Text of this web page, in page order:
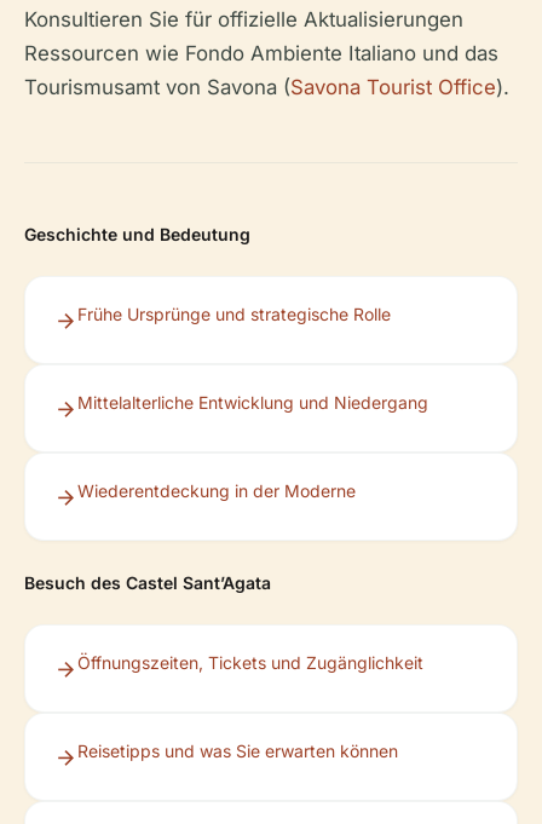
Konsultieren Sie für offizielle Aktualisierungen
Ressourcen wie Fondo Ambiente Italiano und das
Tourismusamt von Savona (Savona Tourist Office).
Geschichte und Bedeutung
Frühe Ursprünge und strategische Rolle
Mittelalterliche Entwicklung und Niedergang
Wiederentdeckung in der Moderne
Besuch des Castel Sant’Agata
Öffnungszeiten, Tickets und Zugänglichkeit
Reisetipps und was Sie erwarten können